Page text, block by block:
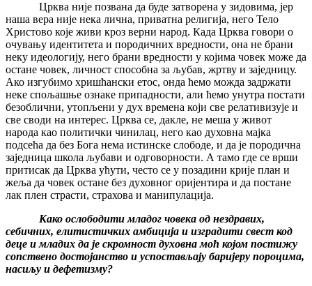
Црква није позвана да буде затворена у зидовима, јер
наша вера није нека лична, приватна религија, него Тело
Христово које живи кроз верни народ. Када Црква говори о
очувању идентитета и породичних вредности, она не брани
неку идеологију, него брани вредности у којима човек може да
остане човек, личност способна за љубав, жртву и заједницу.
Ако изгубимо хришћански етос, онда ћемо можда задржати
неке спољашње ознаке припадности, али ћемо унутра постати
безоблични, утопљени у дух времена који све релативизује и
све своди на интерес. Црква се, дакле, не меша у живот
народа као политички чинилац, него као духовна мајка
подсећа да без Бога нема истинске слободе, и да је породична
заједница школа љубави и одговорности. А тамо где се врши
притисак да Црква ућути, често се у позадини крије план и
жеља да човек остане без духовног оријентира и да постане
лак плен страсти, страхова и манипулација.
Како ослободити младог човека од нездравих,
себичних, елитистичких амбиција и изградити свест код
деце и младих да је скромност духовна моћ којом постижу
сопствено достојанство и успостављају баријеру пороцима,
насиљу и дефетизму?